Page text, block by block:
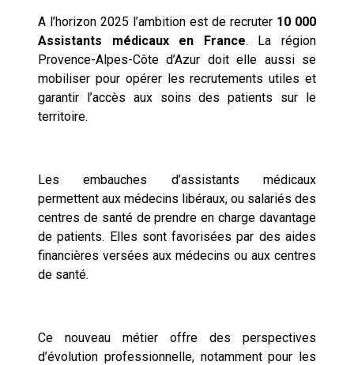
A l’horizon 2025 l’ambition est de recruter 10 000
Assistants médicaux en France. La région
Provence-Alpes-Côte d’Azur doit elle aussi se
mobiliser pour opérer les recrutements utiles et
garantir l’accès aux soins des patients sur le
territoire.
Les embauches d’assistants médicaux
permettent aux médecins libéraux, ou salariés des
centres de santé de prendre en charge davantage
de patients. Elles sont favorisées par des aides
financières versées aux médecins ou aux centres
de santé.
Ce nouveau métier offre des perspectives
d’évolution professionnelle, notamment pour les